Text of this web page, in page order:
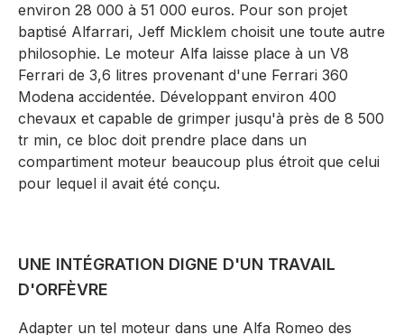
environ 28 000 à 51 000 euros. Pour son projet
baptisé Alfarrari, Jeff Micklem choisit une toute autre
philosophie. Le moteur Alfa laisse place à un V8
Ferrari de 3,6 litres provenant d'une Ferrari 360
Modena accidentée. Développant environ 400
chevaux et capable de grimper jusqu'à près de 8 500
tr min, ce bloc doit prendre place dans un
compartiment moteur beaucoup plus étroit que celui
pour lequel il avait été conçu.
UNE INTÉGRATION DIGNE D'UN TRAVAIL
D'ORFÈVRE
Adapter un tel moteur dans une Alfa Romeo des